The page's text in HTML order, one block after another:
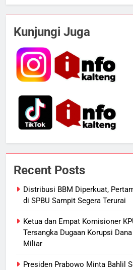
Kunjungi Juga
Recent Posts
Distribusi BBM Diperkuat,
di SPBU Sampit Segera Terurai
Ketua dan Empat Komisioner
Tersangka Dugaan Korupsi
Miliar
Presiden Prabowo Minta Bahlil
5
Tak Ada
ECONOMY
6
Lulusan
Program
ECONOMY
Permukiman
Palangka
Dibakar
HUKUM DAN
8
Mantan